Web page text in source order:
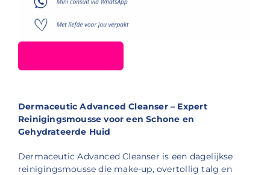
Dermaceutic Advanced Cleanser – Expert
Reinigingsmousse voor een Schone en
Gehydrateerde Huid
Dermaceutic Advanced Cleanser is een dagelijkse
reinigingsmousse die make-up, overtollig talg en